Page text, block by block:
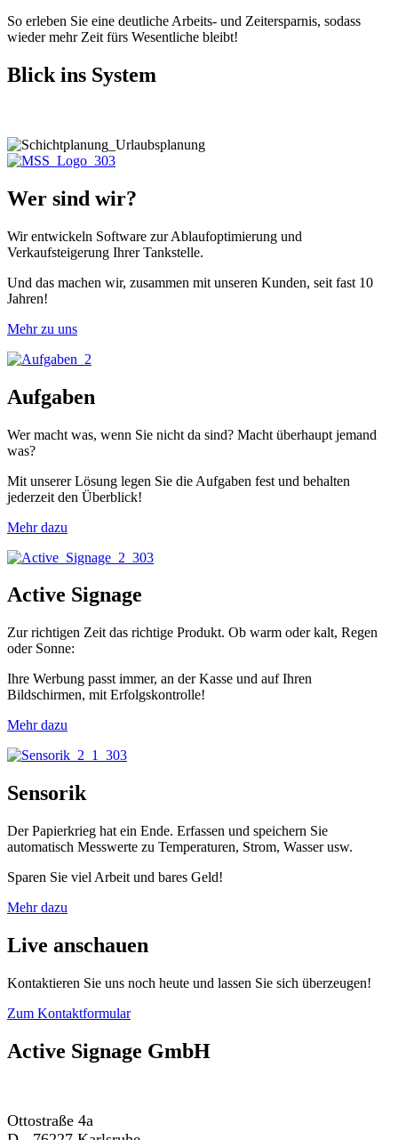
So erleben Sie eine deutliche Arbeits- und Zeitersparnis, sodass
wieder mehr Zeit fürs Wesentliche bleibt!
Blick ins System
Wer sind wir?
Wir entwickeln Software zur Ablaufoptimierung und
Verkaufsteigerung Ihrer Tankstelle.
Und das machen wir, zusammen mit unseren Kunden, seit fast 10
Jahren!
Mehr zu uns
Aufgaben
Wer macht was, wenn Sie nicht da sind? Macht überhaupt jemand
was?
Mit unserer Lösung legen Sie die Aufgaben fest und behalten
jederzeit den Überblick!
Mehr dazu
Active Signage
Zur richtigen Zeit das richtige Produkt. Ob warm oder kalt, Regen
oder Sonne:
Ihre Werbung passt immer, an der Kasse und auf Ihren
Bildschirmen, mit Erfolgskontrolle!
Mehr dazu
Sensorik
Der Papierkrieg hat ein Ende. Erfassen und speichern Sie
automatisch Messwerte zu Temperaturen, Strom, Wasser usw.
Sparen Sie viel Arbeit und bares Geld!
Mehr dazu
Live anschauen
Kontaktieren Sie uns noch heute und lassen Sie sich überzeugen!
Zum Kontaktformular
Active Signage GmbH
Ottostraße 4a